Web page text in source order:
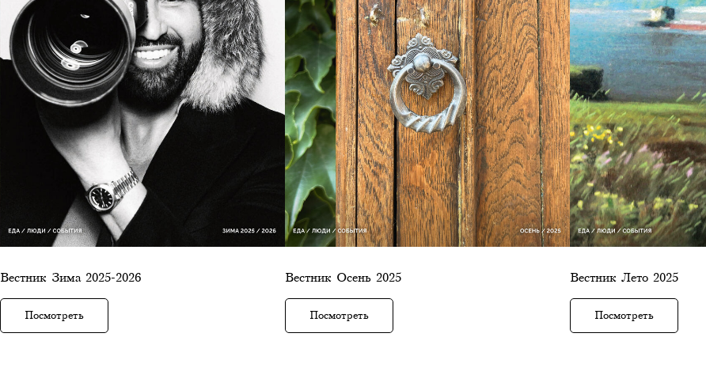
Вестник Зима 2025-2026
Посмотреть
Вестник Осень 2025
Посмотреть
Вестник Лето 2025
Посмотреть